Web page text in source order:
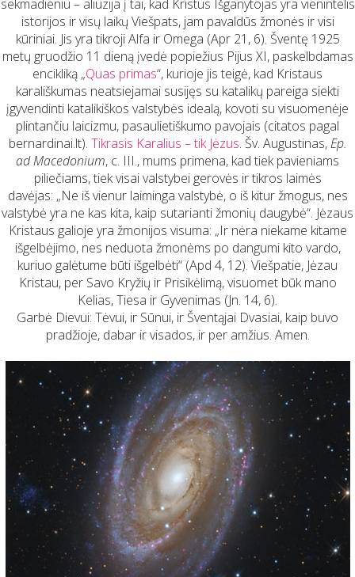
sekmadieniu – aliuzija į tai, kad Kristus Išganytojas yra vienintelis
istorijos ir visų laikų Viešpats, jam pavaldūs žmonės ir visi
kūriniai. Jis yra tikroji Alfa ir Omega (Apr 21, 6). Šventę 1925
metų gruodžio 11 dieną įvedė popiežius Pijus XI, paskelbdamas
encikliką „Quas primas“, kurioje jis teigė, kad Kristaus
karališkumas neatsiejamai susijęs su katalikų pareiga siekti
įgyvendinti katalikiškos valstybės idealą, kovoti su visuomenėje
plintančiu laicizmu, pasaulietiškumo pavojais (citatos pagal
bernardinai.lt). Tikrasis Karalius – tik Jėzus. Šv. Augustinas,Ep.
ad Macedonium, c. III., mums primena, kad tiek pavieniams
piliečiams, tiek visai valstybei gerovės ir tikros laimės
davėjas: „Ne iš vienur laiminga valstybė, o iš kitur žmogus, nes
valstybė yra ne kas kita, kaip sutarianti žmonių daugybė“. Jėzaus
Kristaus galioje yra žmonijos visuma: „Ir nėra niekame kitame
išgelbėjimo, nes neduota žmonėms po dangumi kito vardo,
kuriuo galėtume būti išgelbėti“ (Apd 4, 12). Viešpatie, Jėzau
Kristau, per Savo Kryžių ir Prisikėlimą, visuomet būk mano
Kelias, Tiesa ir Gyvenimas (Jn. 14, 6).
Garbė Dievui: Tėvui, ir Sūnui, ir Šventąjai Dvasiai, kaip buvo
pradžioje, dabar ir visados, ir per amžius. Amen.